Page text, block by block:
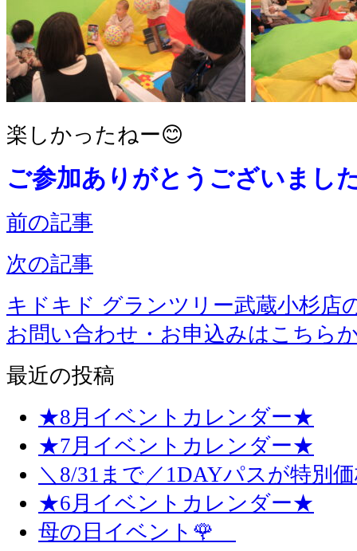
​​楽しかったねー😊
ご参加ありがとうございまし
前の記事
次の記事
キドキド グランツリー武蔵小杉店
お問い合わせ・お申込みはこちら
最近の投稿
★8月イベントカレンダー★
★7月イベントカレンダー★
＼8/31まで／1DAYパスが特別
★6月イベントカレンダー★
母の日イベント🌹